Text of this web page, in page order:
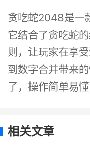
贪吃蛇2048是一
它结合了贪吃蛇
则，让玩家在享
到数字合并带来
了，操作简单易
相关文章